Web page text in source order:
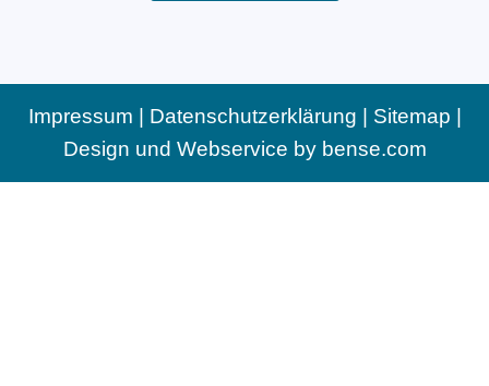
Impressum Datenschutzerklärung Sitemap
Design und Webservice by bense.com